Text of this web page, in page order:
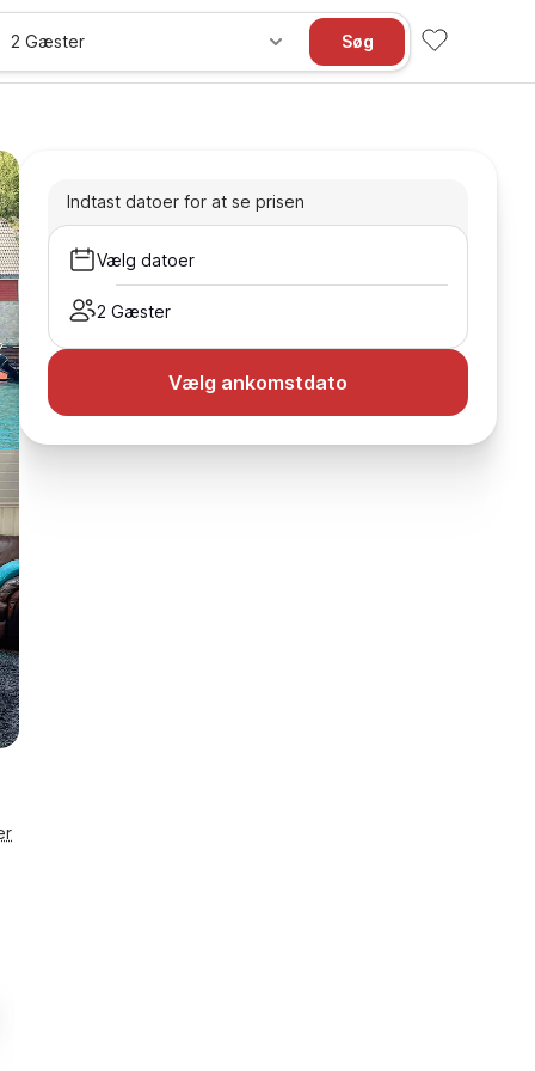
2 Gæster Søg
Indtast datoer for at se prisen
Vælg datoer
2 Gæster
Vælg ankomstdato